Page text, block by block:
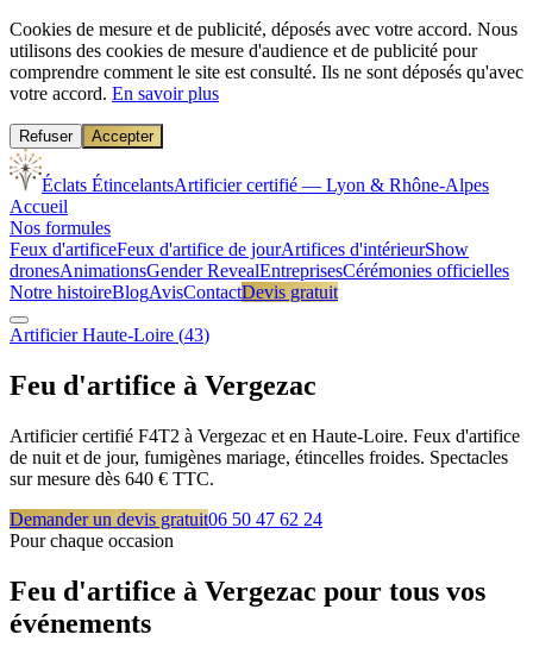
Cookies de mesure et de publicité, déposés avec votre accord. Nous
utilisons des cookies de mesure d'audience et de publicité pour
comprendre comment le site est consulté. Ils ne sont déposés qu'avec
votre accord. En savoir plus
Refuser Accepter
Éclats ÉtincelantsArtificier certifié — Lyon & Rhône-Alpes
Accueil
Nos formules
Feux d'artificeFeux d'artifice de jourArtifices d'intérieurShow
dronesAnimationsGender RevealEntreprisesCérémonies officielles
Notre histoireBlogAvisContactDevis gratuit
ArtificierHaute-Loire (43)
Feu d'artifice à Vergezac
Artificier certifié F4T2 à Vergezac et en Haute-Loire. Feux d'artifice
de nuit et de jour, fumigènes mariage, étincelles froides. Spectacles
sur mesure dès 640 € TTC.
Demander un devis gratuit06 50 47 62 24
Pour chaque occasion
Feu d'artifice à Vergezac pour tous vos
événements